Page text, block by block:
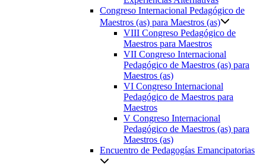
Congreso Internacional Pedagógico de
Maestros (as) para Maestros (as)
VIII Congreso Pedagógico de
Maestros para Maestros
VII Congreso Internacional
Pedagógico de Maestros (as) para
Maestros (as)
VI Congreso Internacional
Pedagógico de Maestros para
Maestros
V Congreso Internacional
Pedagógico de Maestros (as) para
Maestros (as)
Encuentro de Pedagogías Emancipatorias